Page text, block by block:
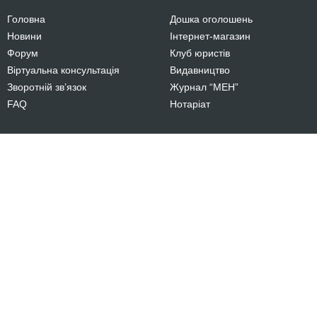
Головна
Новини
Форум
Віртуальна консультація
Зворотній зв’язок
FAQ
Дошка оголошень
Інтернет-магазин
Клуб юристів
Видавництво
Журнал “МЕН”
Нотаріат